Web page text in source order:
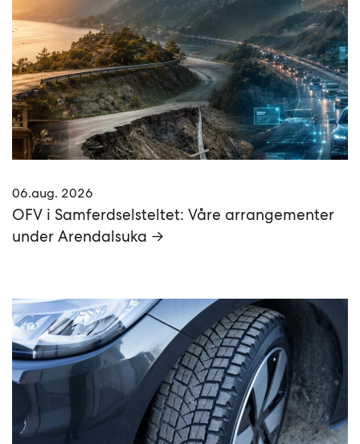
06.aug. 2026
OFV i Samferdselsteltet: Våre arrangementer
under Arendalsuka →